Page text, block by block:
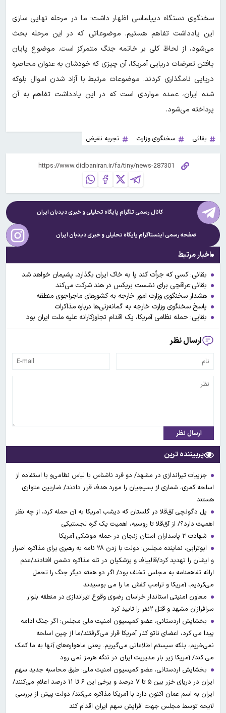
سخنگوی دستگاه دیپلماسی اظهار داشت: ما در مرحله نهایی سازی
این یادداشت تفاهم هستیم. موضوعاتی که در این مرحله بحث
می‌شود، از لحاظ کلی بر خاتمه جنگ متمرکز است. موضوع پایان
یافتن تعرضات دریایی آمریکا، آن چیزی که خودشان به عنوان محاصره
دریایی نامگذاری کردند. موضوعات مرتبط با آزاد شدن اموال بلوکه
شده ایران، عمده مواردی است که در این یادداشت تفاهم به آن
پرداخته می‌شود.
بقائی سخنگوی وزارت تجربه نقیض
کانال رسمی تلگرام پایگاه تحلیلی و خبریدیدبان ایران
صفحه رسمی اینستاگرام پایگاه تحلیلی و خبریدیدبان ایران
اخبار مرتبط
بقائی: کسی که جرأت کند پا به خاک ایران بگذارد، پشیمان خواهد شد
بقائی:عراقچی برای نشست بریکس در هند شرکت می‌کند
هشدار سخنگوی وزارت امور خارجه به کشورهای ماجراجوی منطقه
پاسخ سخنگوی وزارت خارجه به گمانه‌زنی‌ها درباره مذاکرات
بقایی: حمله نظامی آمریکا، یک اقدام تجاوزکارانه علیه ملت ایران بود
ارسال نظر
ارسال نظر
پربیننده ترین
جزییات تیراندازی در مشهد/ دو فرد ناشناس با لباس نظامی‌و با استفاده از
اسلحه کمری، شماری از بسیجیان را مورد هدف قرار دادند/ ضاربین متواری
هستند
پل دگونچی آق‌قلا در گلستان که دیشب آمریکا به آن حمله کرد، از چه نظر
اهمیت دارد؟/ از آق‌قلا تا روسیه، اهمیت یک گره لجستیکی
شهادت ۳ ‌پاسداران استان زنجان در حمله موشکی آمریکا
ابوترابی، نماینده مجلس: دولت با زدن ۲۸ نامه به رهبری برای مذاکره اصرار
و ایشان را تهدید کرد/قالیباف و پزشکیان در تله مذاکره دشمن افتادند/عدم
ارائه تفاهمنامه به مجلس تخلف بود/ اگر دو هفته دیگر جنگ را تحمل
می‌کردیم، آمریکا و ترامپ کفش ما را می بوسیدند
معاون امنیتی استاندار خراسان رضوی وقوع تیراندازی در منطقه بلوار
سرافرازان مشهد و قتل ۲نفر را تایید کرد
بخشایش اردستانی، عضو کمیسیون امنیت ملی مجلس: اگر جنگ ادامه
پیدا می کرد، اعضای ناتو کنار آمریکا قرار می‌گرفتند/ما از چین اسلحه
نمی‌خریم، بلکه سیستم اطلاعاتی می‌گیریم. یعنی ماهواره‌های آنها به ما کمک
می کند/ آمریکا زیر بار مدیریت ایران در تنگه هرمز نمی رود
بخشایش اردستانی، عضو کمیسیون امنیت ملی: طبق محاسبه جدید سهم
ایران در دریای خزر بین ۵ تا ۷ درصد و برخی این ۶ تا ۱۱ درصد اعلام می‌کنند/
ایران به اسم عمان اکنون دارد با آمریکا مذاکره می‌کند/ دولت پیش از بررسی
لایحه توسط مجلس جهت افزایش سهم ایران اقدام کند